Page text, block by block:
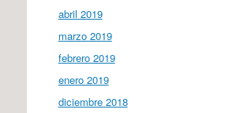
abril 2019
marzo 2019
febrero 2019
enero 2019
diciembre 2018